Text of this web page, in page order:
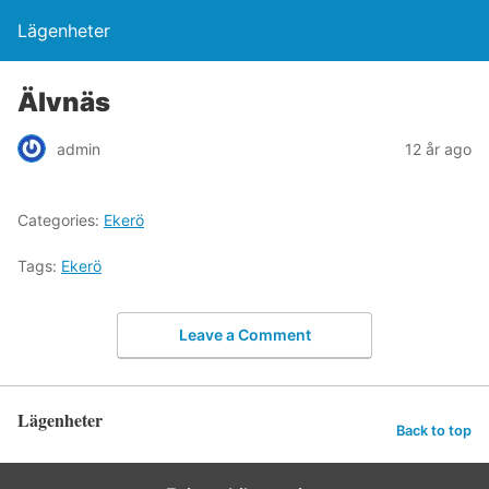
Lägenheter
Älvnäs
admin 12 år ago
Categories: Ekerö
Tags: Ekerö
Leave a Comment
Lägenheter Back to top